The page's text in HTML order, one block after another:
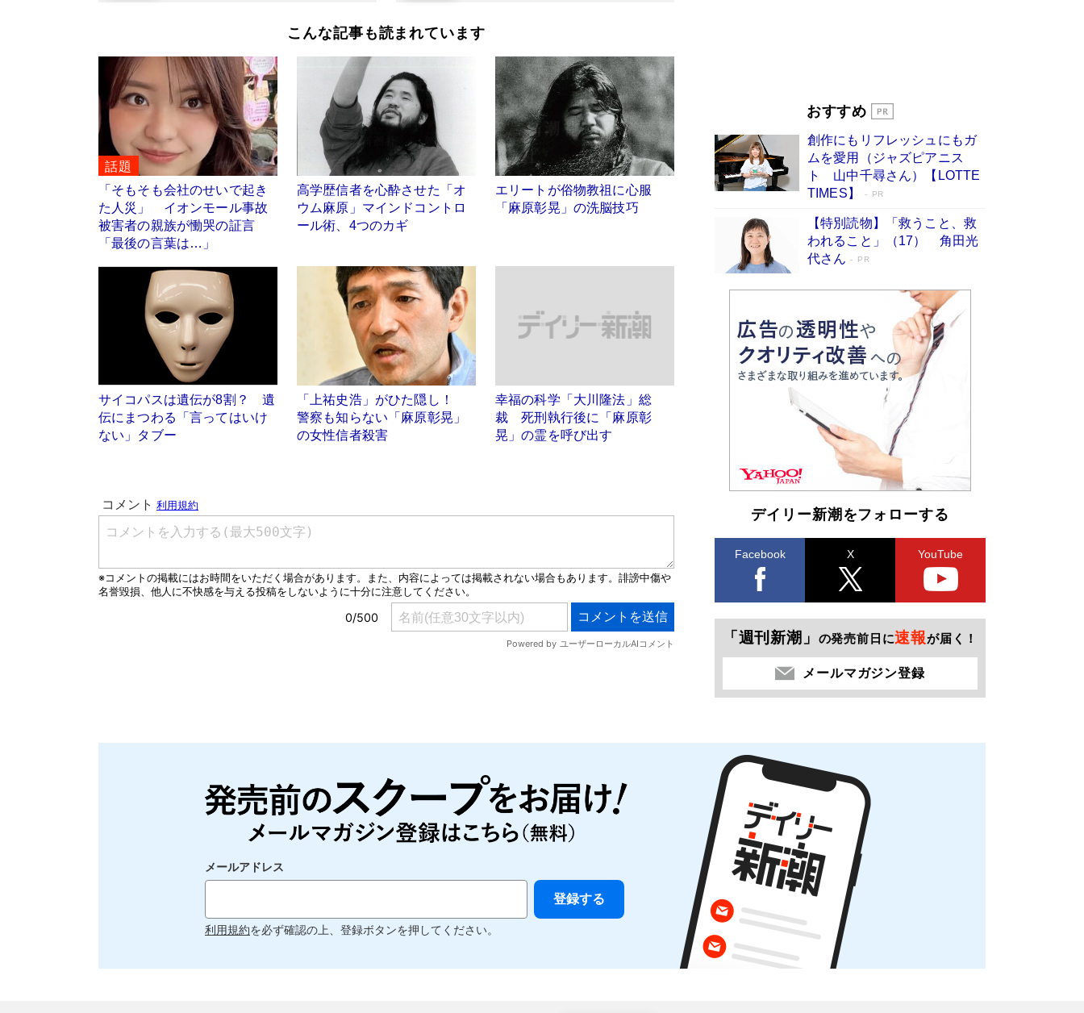
こんな記事も読まれています
話題
「そもそも会社のせいで起き
た人災」 イオンモール事故
被害者の親族が慟哭の証言
「最後の言葉は…」
高学歴信者を心酔させた「オ
ウム麻原」マインドコントロ
ール術、4つのカギ
エリートが俗物教祖に心服
「麻原彰晃」の洗脳技巧
サイコパスは遺伝が8割？ 遺
伝にまつわる「言ってはいけ
ない」タブー
「上祐史浩」がひた隠し！
警察も知らない「麻原彰晃」
の女性信者殺害
幸福の科学「大川隆法」総
裁 死刑執行後に「麻原彰
晃」の霊を呼び出す
開発への関心を押し上げた18年の物語に幕 特装
Book Bang
「不意に涙が出そうに…」高嶋政伸が明かし
た“13歳の娘を暴行する役”への葛藤 インティマ
シーコーディネーターに支えられたNHK『大奥』
Book Bang
おすすめ
創作にもリフレッシュにもガ
ムを愛用（ジャズピアニス
ト 山中千尋さん）【LOTTE
TIMES】
PR
【特別読物】「救うこと、救
われること」（17） 角田光
代さん
PR
デイリー新潮をフォローする
Facebook X YouTube
「週刊新潮」 の発売前日に速報が届く！
メールマガジン登録
メールアドレス
利用規約を必ず確認の上、登録ボタンを押してください。